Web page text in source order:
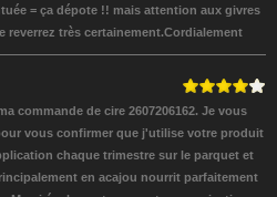
= ça dépote !! mais attention aux givres
reverrez très certainement.Cordialement
commande de cire 2607206162. Je vous
vous confirmer que j'utilise votre produit
chaque trimestre sur le parquet et
en acajou nourrit parfaitement